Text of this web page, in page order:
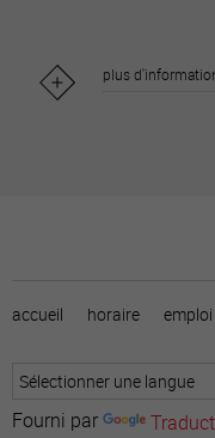
plus
accueil horaire emploi
Fourni par